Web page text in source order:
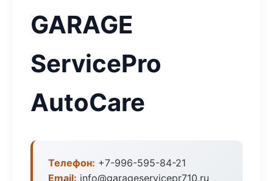
GARAGE
ServicePro
AutoCare
Телефон: +7-996-595-84-21
Email: info@garageservicepr710.ru